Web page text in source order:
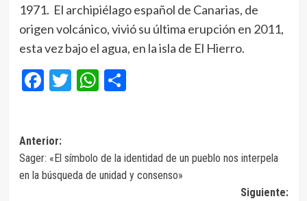
1971. El archipiélago español de Canarias, de
origen volcánico, vivió su última erupción en 2011,
esta vez bajo el agua, en la isla de El Hierro.
Facebook
Twitter
WhatsApp
Compartir
Navegación
de
entradas
Anterior:
Sager: «El símbolo de la identidad de un pueblo nos interpela
en la búsqueda de unidad y consenso»
Siguiente: